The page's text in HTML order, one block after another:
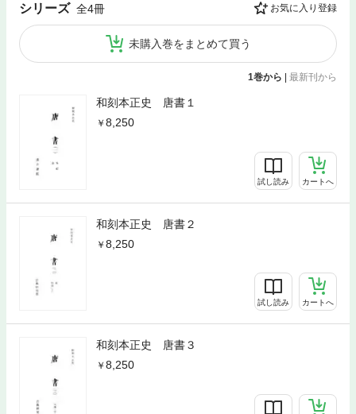
シリーズ 全4冊 お気に入り登録
未購入巻をまとめて買う
1巻から 最新刊から
和刻本正史 唐書１
8,250
試し読み カートへ
和刻本正史 唐書２
8,250
試し読み カートへ
和刻本正史 唐書３
8,250